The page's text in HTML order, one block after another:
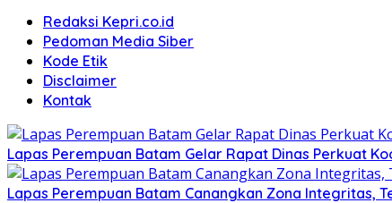
Redaksi Kepri.co.id
Pedoman Media Siber
Kode Etik
Disclaimer
Kontak
Lapas Perempuan Batam Gelar Rapat Dinas Perkuat
Lapas Perempuan Batam Canangkan Zona Integritas,